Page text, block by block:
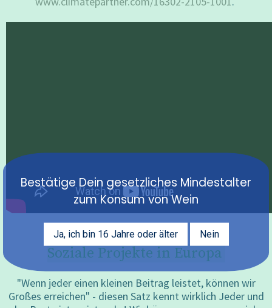
Soziale Projekte in Europa
"Wenn jeder einen kleinen Beitrag leistet, können wir
Großes erreichen" - diesen Satz kennt wirklich Jeder und
Bestätige Dein gesetzliches Mindestalter
zum Konsum von Wein
Ja, ich bin 16 Jahre oder älter Nein